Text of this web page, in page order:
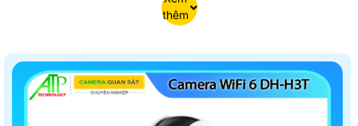
thêm